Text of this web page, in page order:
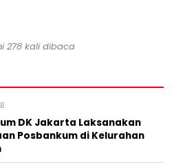
278 kali dibaca
DK Jakarta Laksanakan
Posbankum di Kelurahan